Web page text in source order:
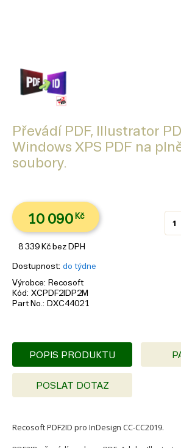
Převádí PDF, Illustrator
Windows XPS PDF na
soubory.
10 090 Kč
8 339 Kč bez DPH
Dostupnost do týdne
Výrobce
Recosoft
Kód XCPDF2IDP2M
Part No.
DXC44021
POPIS PRODUKTU
POSLAT DOTAZ
Recosoft PDF2ID pro InDesign CC-CC2019.